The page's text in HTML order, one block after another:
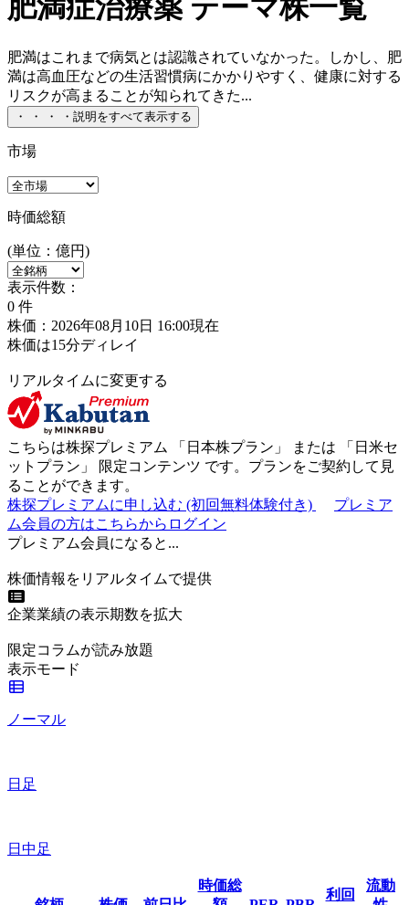
肥満症治療薬 テーマ株一覧
肥満はこれまで病気とは認識されていなかった。しかし、肥
満は高血圧などの生活習慣病にかかりやすく、健康に対する
リスクが高まることが知られてきた...
・ ・ ・ ・ 説明をすべて表示する
市場
時価総額
(単位：億円)
表示件数：
0 件
株価：2026年08月10日 16:00現在
株価は15分ディレイ
リアルタイムに変更する
こちらは株探プレミアム 「 日本株プラン 」 または 「 日米セ
ットプラン 」 限定コンテンツ です。プランをご契約して見
ることができます。
株探プレミアムに申し込む (初回無料体験付き)
プレミア
ム会員の方はこちらからログイン
プレミアム会員になると...
株価情報をリアルタイムで提供
企業業績の表示期数を拡大
限定コラムが読み放題
表示モード
ノーマル
日足
日中足
時価総
利回
流動